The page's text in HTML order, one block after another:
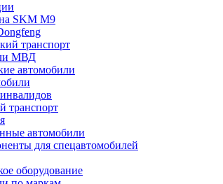
SKM M9
транспорт
МВД
автомобили
транспорт
автомобили
для спецавтомобилей
оборудование